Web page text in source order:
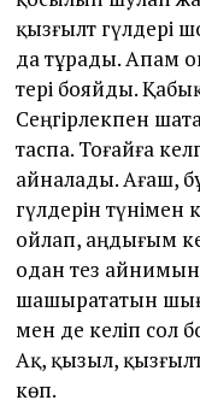
қызғылт гүлдері
да тұрады. Апам
тері бояйды.
Сеңгірлекпен
таспа. Тоғайға
айналады. Ағаш,
гүлдерін
ойлап, аңдығым
одан тез
шашырататын
мен де келіп сол
Ақ, қызыл,
көп.